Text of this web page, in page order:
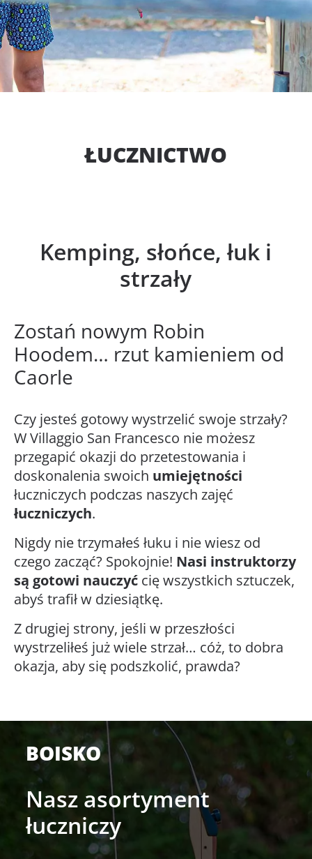
ŁUCZNICTWO
Kemping, słońce, łuk i
strzały
Zostań nowym Robin
Hoodem… rzut kamieniem od
Caorle
Czy jesteś gotowy wystrzelić swoje strzały?
W Villaggio San Francesco nie możesz
przegapić okazji do przetestowania i
doskonalenia swoich umiejętności
łuczniczych podczas naszych zajęć
łuczniczych.
Nigdy nie trzymałeś łuku i nie wiesz od
czego zacząć? Spokojnie! Nasi instruktorzy
są gotowi nauczyć cię wszystkich sztuczek,
abyś trafił w dziesiątkę.
Z drugiej strony, jeśli w przeszłości
wystrzeliłeś już wiele strzał… cóż, to dobra
okazja, aby się podszkolić, prawda?
BOISKO
Nasz asortyment
łuczniczy